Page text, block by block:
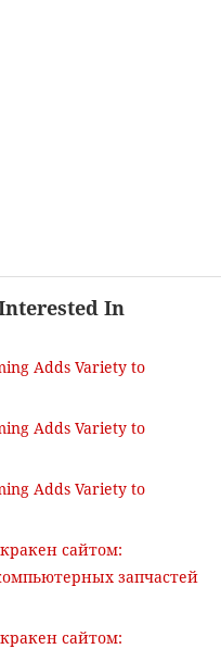
In
Adds Variety to
Adds Variety to
Adds Variety to
сайтом:
запчастей
сайтом:
- Hiểu